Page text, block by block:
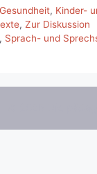
Gesundheit, Kinder-
, Zur Diskussion
Sprach- und